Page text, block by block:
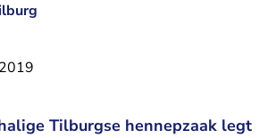
Tilburgse hennepzaak legt